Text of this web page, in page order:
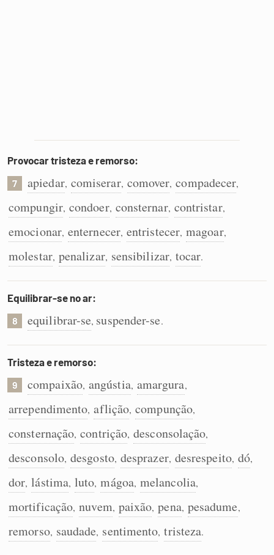
Provocar tristeza e remorso:
7 apiedar, comiserar, comover, compadecer,
compungir, condoer, consternar, contristar,
emocionar, enternecer, entristecer, magoar,
molestar, penalizar, sensibilizar, tocar.
Equilibrar-se no ar:
8 equilibrar-se, suspender-se.
Tristeza e remorso:
9 compaixão, angústia, amargura,
arrependimento, aflição, compunção,
consternação, contrição, desconsolação,
desconsolo, desgosto, desprazer, desrespeito, dó,
dor, lástima, luto, mágoa, melancolia,
mortificação, nuvem, paixão, pena, pesadume,
remorso, saudade, sentimento, tristeza.